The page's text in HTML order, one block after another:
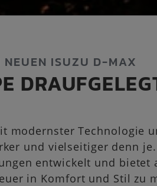
NEUEN ISUZU D-MAX
modernster Technologie
und vielseitiger denn
entwickelt und bietet
in Komfort und Stil zu